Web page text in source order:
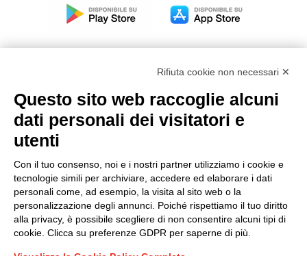
Modello organizzativo, gestione e controllo – D. lgs.
231/2001
Condizioni generali di vendita DKC Power Solutions
Condizioni generali di acquisto
Codice etico
Rifiuta cookie non necessari ✕
Questo sito web raccoglie alcuni
dati personali dei visitatori e
utenti
Con il tuo consenso, noi e i nostri partner utilizziamo i cookie e
tecnologie simili per archiviare, accedere ed elaborare i dati
personali come, ad esempio, la visita al sito web o la
personalizzazione degli annunci. Poiché rispettiamo il tuo diritto
alla privacy, è possibile scegliere di non consentire alcuni tipi di
cookie. Clicca su preferenze GDPR per saperne di più.